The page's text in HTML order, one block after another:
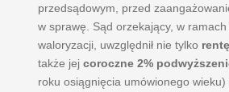
przedsądowym, przed
w sprawę. Sąd orzekający, w
waloryzacji, uwzględnił nie tylko
także jej coroczne 2%
roku osiągnięcia umówionego wieku)